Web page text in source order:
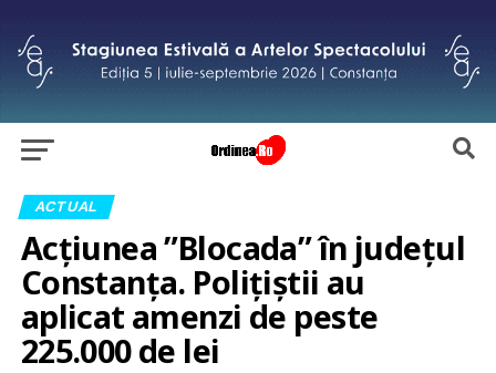
ACTUAL
Acțiunea ”Blocada” în județul
Constanța. Polițiștii au
aplicat amenzi de peste
225.000 de lei